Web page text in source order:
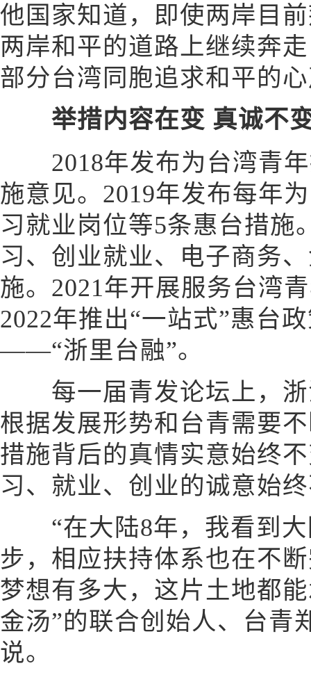
他国家知道，即使两岸目
两岸和平的道路上继续奔
部分台湾同胞追求和平的
举措内容在变 真诚不
2018年发布为台湾青年
施意见。2019年发布每年
习就业岗位等5条惠台措施
习、创业就业、电子商务
施。2021年开展服务台湾
2022年推出“一站式”惠台
——“浙里台融”。
每一届青发论坛上，浙
根据发展形势和台青需要
措施背后的真情实意始终
习、就业、创业的诚意始
“在大陆8年，我看到大
步，相应扶持体系也在不
梦想有多大，这片土地都
金汤”的联合创始人、台青
说。